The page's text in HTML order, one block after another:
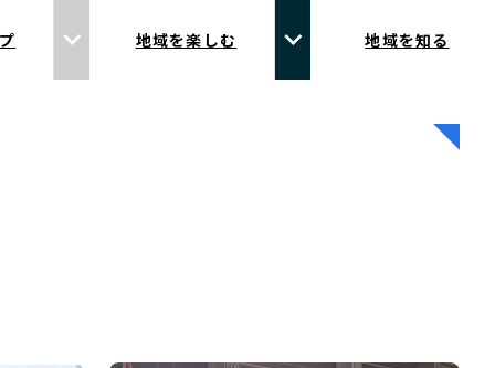
地域を楽しむ 地域を知る